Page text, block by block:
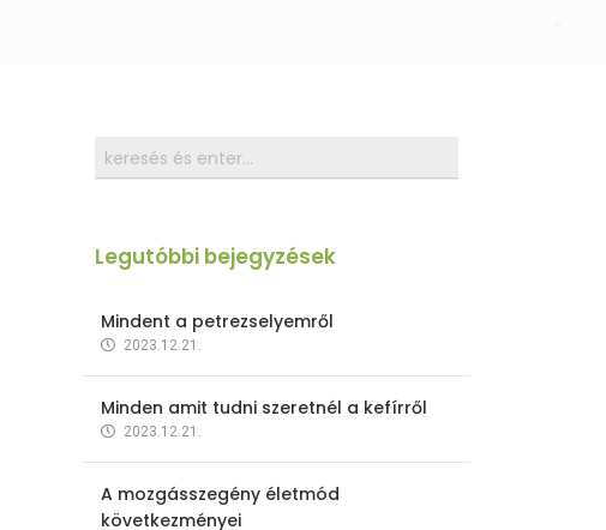
Legutóbbi bejegyzések
Mindent a petrezselyemről
2023.12.21.
Minden amit tudni szeretnél a kefírről
2023.12.21.
A mozgásszegény életmód
következményei